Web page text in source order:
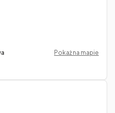
Pokaż na mapie